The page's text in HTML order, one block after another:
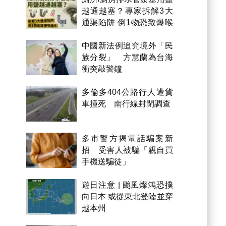
越通越塞？專家拆解3大
通渠陷阱 倒1物恐致爆喉
中國新法例追究境外「民
族分裂」 方慧蘭為台海
衝突敲警鐘
多倫多404公路行人遭貨
車撞死 南行線封閉調查
多市警方揭電話騙案新
招 受害人被騙「親自買
手機送騙徒」
遊日注意 | 颱風燦鴻恐撲
向日本 或從東北登陸並穿
越本州